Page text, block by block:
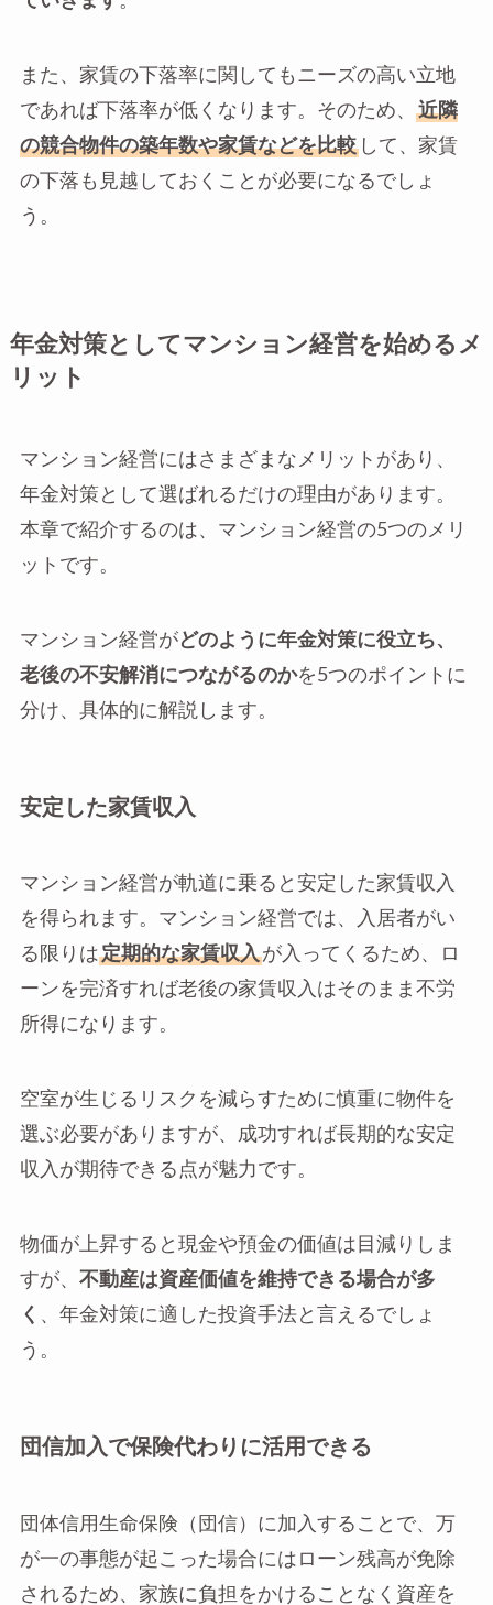
また、家賃の下落率に関してもニーズの高い立地
であれば下落率が低くなります。そのため、
近隣
の競合物件の築年数や家賃などを比較して、家賃
の下落も見越しておくことが必要になるでしょ
う。
年金対策としてマンション経営を始めるメ
リット
マンション経営にはさまざまなメリットがあり、
年金対策として選ばれるだけの理由があります。
本章で紹介するのは、マンション経営の5つのメリ
ットです。
マンション経営がどのように年金対策に役立ち、
老後の不安解消につながるのかを5つのポイントに
分け、具体的に解説します。
安定した家賃収入
マンション経営が軌道に乗ると安定した家賃収入
を得られます。マンション経営では、入居者がい
る限りは定期的な家賃収入が入ってくるため、ロ
ーンを完済すれば老後の家賃収入はそのまま不労
所得になります。
空室が生じるリスクを減らすために慎重に物件を
選ぶ必要がありますが、成功すれば長期的な安定
収入が期待できる点が魅力です。
物価が上昇すると現金や預金の価値は目減りしま
すが、 不動産は資産価値を維持できる場合が多
く 、年金対策に適した投資手法と言えるでしょ
う。
団信加入で保険代わりに活用できる
団体信用生命保険（団信）に加入することで、万
が一の事態が起こった場合にはローン残高が免除
されるため、家族に負担をかけることなく資産を